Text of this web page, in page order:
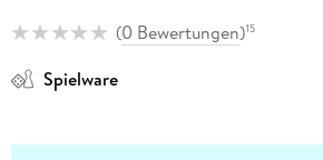
(0 Bewertungen)15
Spielware